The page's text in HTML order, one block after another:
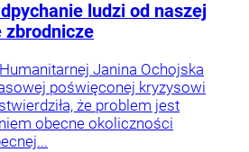
ludzi od naszej
zbrodnicze
Janina Ochojska
poświęconej kryzysowi
że problem jest
obecne okoliczności